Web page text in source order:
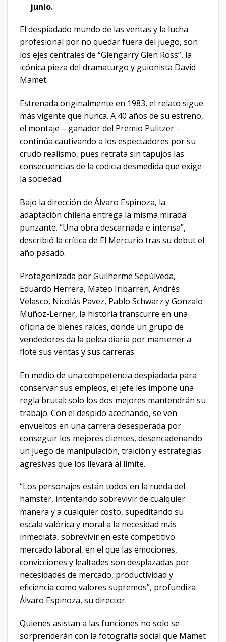
junio.
El despiadado mundo de las ventas y la lucha
profesional por no quedar fuera del juego, son
los ejes centrales de “Glengarry Glen Ross”, la
icónica pieza del dramaturgo y guionista David
Mamet.
Estrenada originalmente en 1983, el relato sigue
más vigente que nunca. A 40 años de su estreno,
el montaje – ganador del Premio Pulitzer -
continúa cautivando a los espectadores por su
crudo realismo, pues retrata sin tapujos las
consecuencias de la codicia desmedida que exige
la sociedad.
Bajo la dirección de Álvaro Espinoza, la
adaptación chilena entrega la misma mirada
punzante. “Una obra descarnada e intensa”,
describió la crítica de El Mercurio tras su debut el
año pasado.
Protagonizada por Guilherme Sepúlveda,
Eduardo Herrera, Mateo Iribarren, Andrés
Velasco, Nicolás Pavez, Pablo Schwarz y Gonzalo
Muñoz-Lerner, la historia transcurre en una
oficina de bienes raíces, donde un grupo de
vendedores da la pelea diaria por mantener a
flote sus ventas y sus carreras.
En medio de una competencia despiadada para
conservar sus empleos, el jefe les impone una
regla brutal: solo los dos mejores mantendrán su
trabajo. Con el despido acechando, se ven
envueltos en una carrera desesperada por
conseguir los mejores clientes, desencadenando
un juego de manipulación, traición y estrategias
agresivas que los llevará al límite.
“Los personajes están todos en la rueda del
hamster, intentando sobrevivir de cualquier
manera y a cualquier costo, supeditando su
escala valórica y moral a la necesidad más
inmediata, sobrevivir en este competitivo
mercado laboral, en el que las emociones,
convicciones y lealtades son desplazadas por
necesidades de mercado, productividad y
eficiencia como valores supremos”, profundiza
Álvaro Espinoza, su director.
Quienes asistan a las funciones no solo se
sorprenderán con la fotografía social que Mamet